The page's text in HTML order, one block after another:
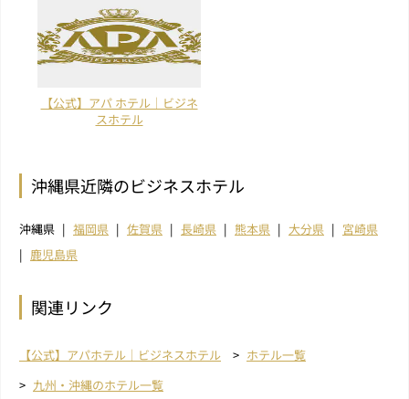
【公式】アパ ホテル｜ビジネ
スホテル
沖縄県近隣のビジネスホテル
沖縄県 福岡県 佐賀県 長崎県 熊本県 大分県
宮崎県
鹿児島県
関連リンク
【公式】アパホテル｜ビジネスホテル
ホテル一覧
九州・沖縄のホテル一覧